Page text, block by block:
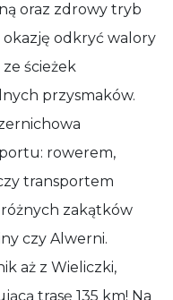
oraz zdrowy tryb
okazję odkryć walory
ścieżek
przysmaków.
rowerem,
transportem
zakątków
czy Alwerni.
aż z Wieliczki,
trasę 135 km! Na